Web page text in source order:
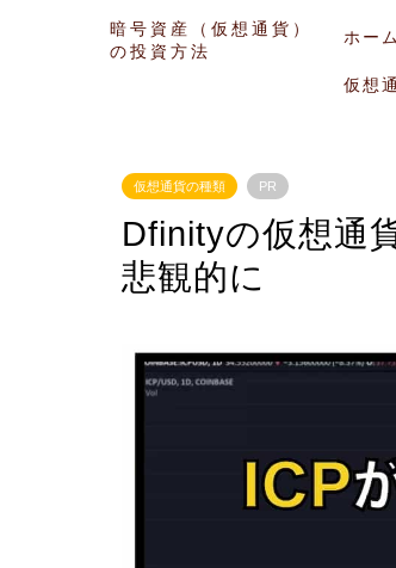
暗号資産（仮想通貨）
の投資方法
ホーム
仮想
仮想通貨の種類 PR
Dfinityの仮想通
悲観的に